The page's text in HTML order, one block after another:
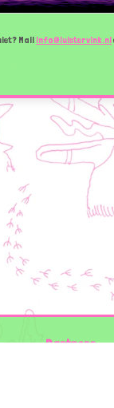
Mail info@luistervink.nl
Partners